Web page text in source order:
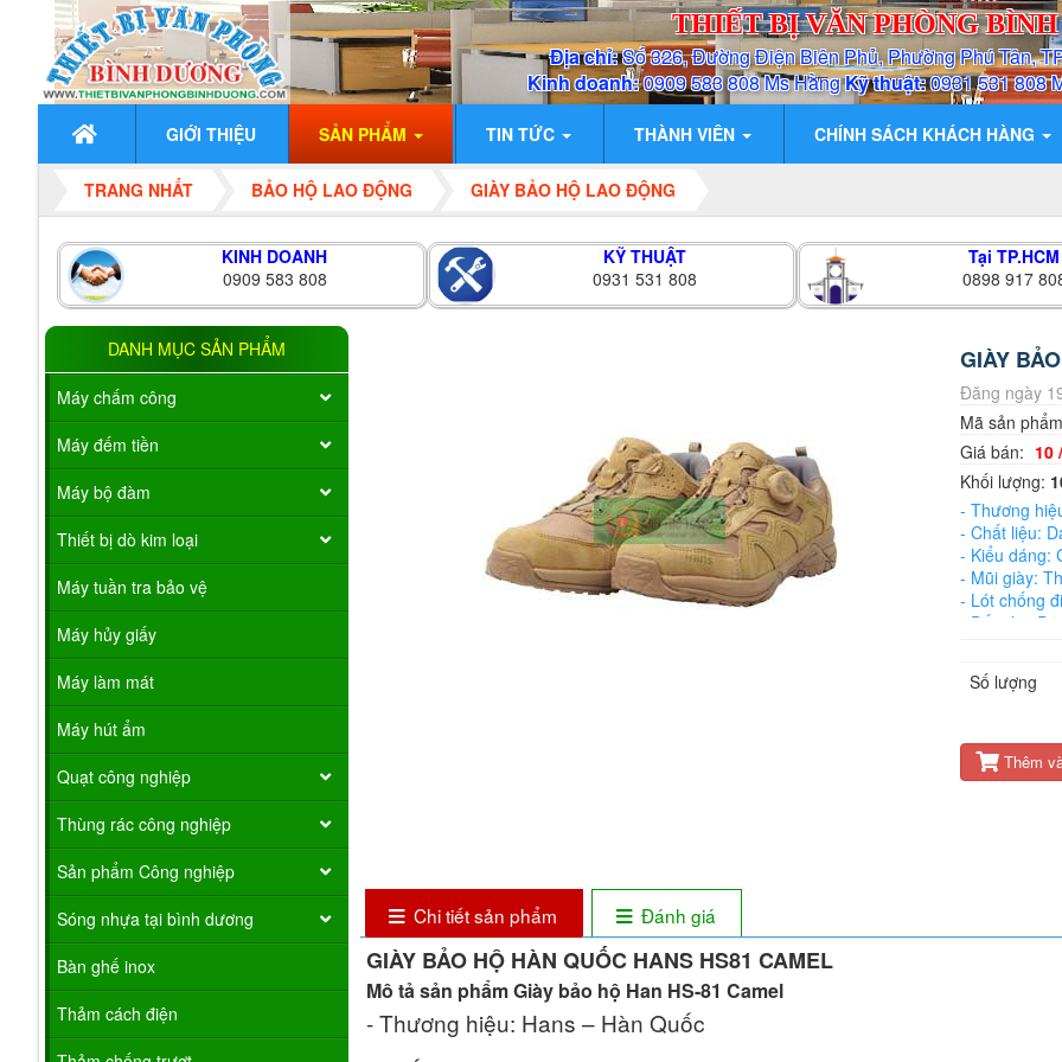
THIẾT BỊ VĂN PHÒNG
Địa chỉ:Số 326, Đường Điện Biên Phủ, Phường Phú Tân,
Kinh doanh:0909 583 808 Ms HằngKỹ thuật:0931 531 808
GIỚI THIỆU SẢN PHẨM TIN TỨC THÀNH VIÊN CHÍNH SÁCH KHÁCH HÀNG
TRANG NHẤT BẢO HỘ LAO ĐỘNG GIÀY BẢO HỘ LAO ĐỘNG
KINH DOANH
0909 583 808
KỸ THUẬT
0931 531 808
Tại TP.HCM
0898 917
GIÀY
Đăng ngày
Mã sản
Giá bán: 10
Khối lượng:
- Thương
- Chất liệu:
- Kiểu dáng:
- Mũi giày:
- Lót chống
- Đế giày:
- Size: 230 –
- Trong
Số lượng
Thêm
Chi tiết sản phẩm Đánh giá
GIÀY BẢO HỘ HÀN QUỐC HANS HS81 CAMEL
Mô tả sản phẩm Giày bảo hộ Han HS-81 Camel
- Thương hiệu: Hans – Hàn Quốc
DANH MỤC SẢN PHẨM
Máy chấm công
Máy đếm tiền
Máy bộ đàm
Thiết bị dò kim loại
Máy tuần tra bảo vệ
Máy hủy giấy
Máy làm mát
Máy hút ẩm
Quạt công nghiệp
Thùng rác công nghiệp
Sản phẩm Công nghiệp
Sóng nhựa tại bình dương
Bàn ghế inox
Thảm cách điện